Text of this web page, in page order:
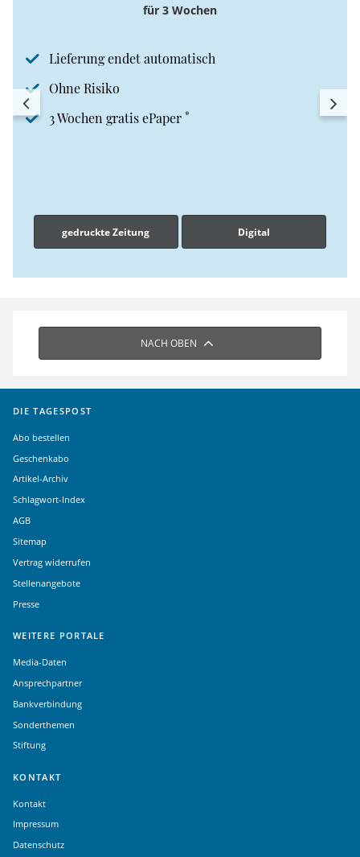
für 3 Wochen
Lieferung endet automatisch
Ohne Risiko
3 Wochen gratis ePaper *
gedruckte Zeitung Digital
NACH OBEN
DIE TAGESPOST
Abo bestellen
Geschenkabo
Artikel-Archiv
Schlagwort-Index
AGB
Sitemap
Vertrag widerrufen
Stellenangebote
Presse
WEITERE PORTALE
Media-Daten
Ansprechpartner
Bankverbindung
Sonderthemen
Stiftung
KONTAKT
Kontakt
Impressum
Datenschutz